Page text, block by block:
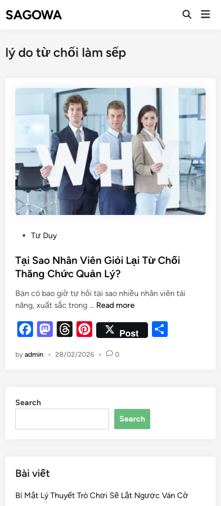
SAGOWA
lý do từ chối làm sếp
Tư Duy
Tại Sao Nhân Viên Giỏi Lại Từ Chối
Thăng Chức Quản Lý?
Bạn có bao giờ tự hỏi tại sao nhiều nhân viên tài
năng, xuất sắc trong … Read more
F
c
o
o
M
to
n
T
e
s
Pi
er
Post
byadmin • 28/02/2026 • 0
Search
Search
Bài viết
Bí Mật Lý Thuyết Trò Chơi Sẽ Lật Ngược Ván Cờ